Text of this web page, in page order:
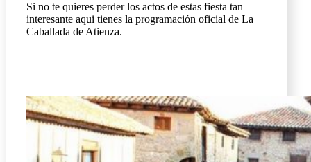
Si no te quieres perder los actos de estas fiesta tan
interesante aqui tienes la programación oficial de La
Caballada de Atienza.